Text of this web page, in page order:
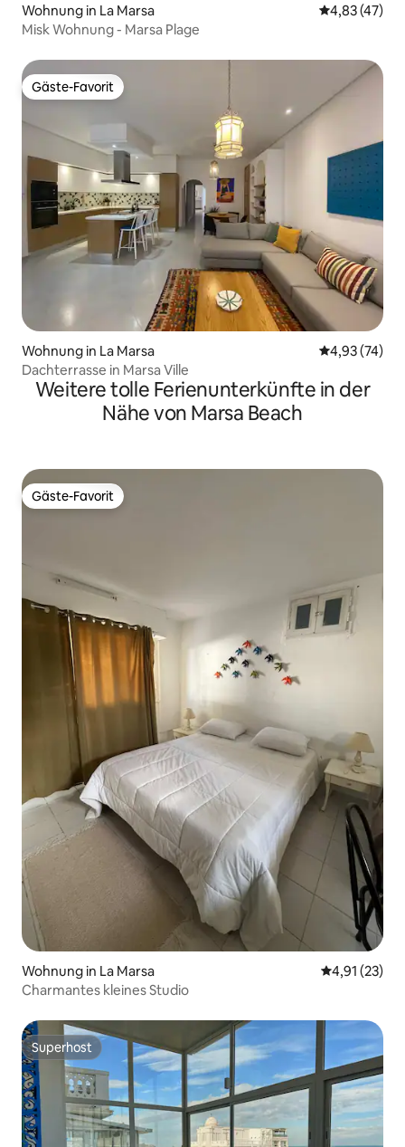
Wohnung in La Marsa
4,83 (47)
Misk Wohnung - Marsa Plage
Gäste-Favorit
Gäste-Favorit
Wohnung in La Marsa
4,93 (74)
Dachterrasse in Marsa Ville
Weitere tolle Ferienunterkünfte in der
Nähe von Marsa Beach
Gäste-Favorit
Gäste-Favorit
Wohnung in La Marsa
4,91 (23)
Charmantes kleines Studio
Superhost
Superhost